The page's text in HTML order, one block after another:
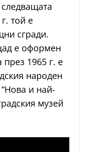
той е
сгради.
е оформен
през 1965 г. е
народен
и най-
музей